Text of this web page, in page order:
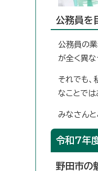
公務員を
公務員の
が全く異な
それでも
なことでは
みなさん
令和7年
野田市の